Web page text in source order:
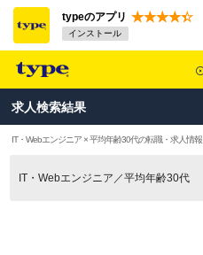
typeのアプリ
インストール
求人検索結果
IT・Webエンジニア × 平均年齢30代の転職・求人情報
IT・Webエンジニア／平均年齢30代